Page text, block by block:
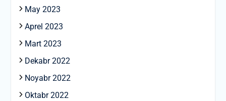
May 2023
Aprel 2023
Mart 2023
Dekabr 2022
Noyabr 2022
Oktabr 2022